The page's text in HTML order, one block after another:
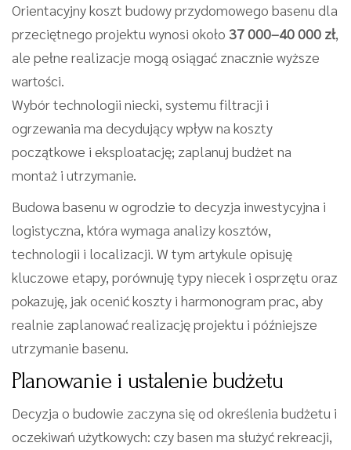
Orientacyjny koszt budowy przydomowego basenu dla
przeciętnego projektu wynosi około 37 000–40 000 zł,
ale pełne realizacje mogą osiągać znacznie wyższe
wartości.
Wybór technologii niecki, systemu filtracji i
ogrzewania ma decydujący wpływ na koszty
początkowe i eksploatację; zaplanuj budżet na
montaż i utrzymanie.
Budowa basenu w ogrodzie to decyzja inwestycyjna i
logistyczna, która wymaga analizy kosztów,
technologii i localizacji. W tym artykule opisuję
kluczowe etapy, porównuję typy niecek i osprzętu oraz
pokazuję, jak ocenić koszty i harmonogram prac, aby
realnie zaplanować realizację projektu i późniejsze
utrzymanie basenu.
Planowanie i ustalenie budżetu
Decyzja o budowie zaczyna się od określenia budżetu i
oczekiwań użytkowych: czy basen ma służyć rekreacji,